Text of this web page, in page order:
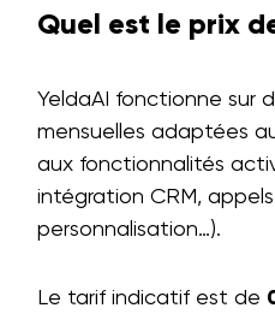
Quel est le prix
YeldaAI fonctionne sur
mensuelles adaptées
aux fonctionnalités
intégration CRM,
personnalisation…).
Le tarif indicatif est de